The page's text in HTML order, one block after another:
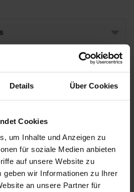
Details Über Cookies
Cookies
um Inhalte und Anzeigen zu
für soziale Medien anbieten
auf unsere Website zu
geben wir Informationen zu Ihrer
an unsere Partner für
Point